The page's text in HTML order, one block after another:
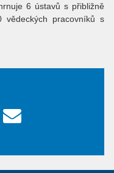
6 ústavů s přibližně
pracovníků s